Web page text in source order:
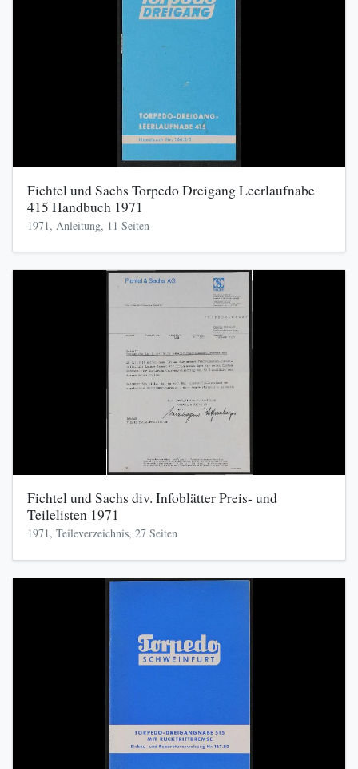
Fichtel und Sachs Torpedo Dreigang Leerlaufnabe
415 Handbuch 1971
1971, Anleitung, 11 Seiten
Fichtel und Sachs div. Infoblätter Preis- und
Teilelisten 1971
1971, Teileverzeichnis, 27 Seiten